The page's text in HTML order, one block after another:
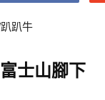
趴牛
士山腳下